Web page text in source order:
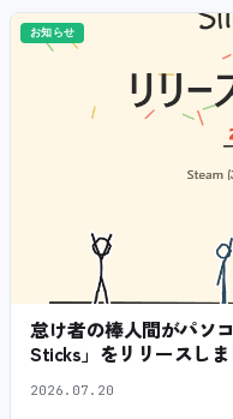
お知らせ
怠け者の棒人間がパソ
Sticks」をリリースしま
2026.07.20